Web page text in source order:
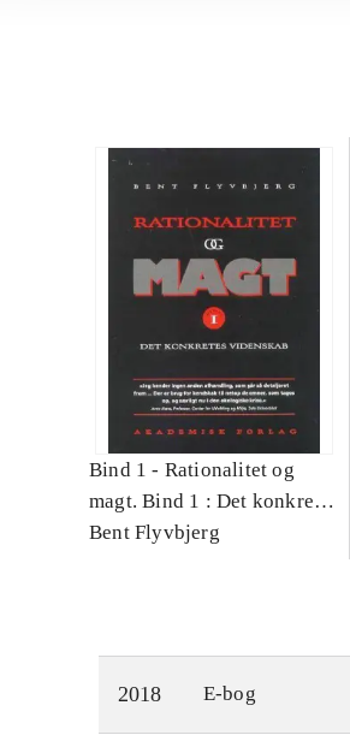
Bind 1 - Rationalitet og
magt. Bind 1 : Det konkretes
videnskab
Bent Flyvbjerg
2018 E-bog